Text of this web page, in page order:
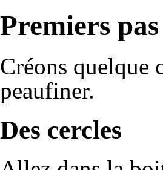
Premiers pas
Créons quelque
peaufiner.
Des cercles